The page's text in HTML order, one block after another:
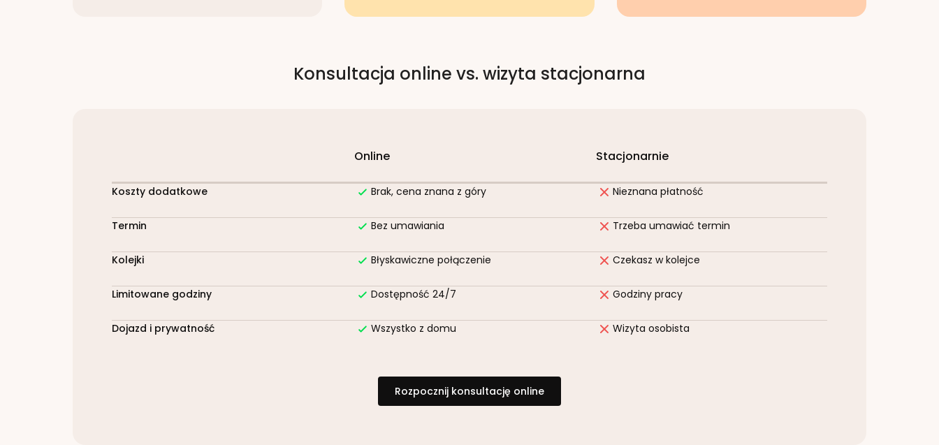
Konsultacja online vs. wizyta stacjonarna
Online Stacjonarnie
Koszty dodatkowe Brak, cena znana z góry Nieznana płatność
Termin Bez umawiania Trzeba umawiać termin
Kolejki Błyskawiczne połączenie Czekasz w kolejce
Limitowane godziny Dostępność 24/7 Godziny pracy
Dojazd i prywatność Wszystko z domu Wizyta osobista
Rozpocznij konsultację online